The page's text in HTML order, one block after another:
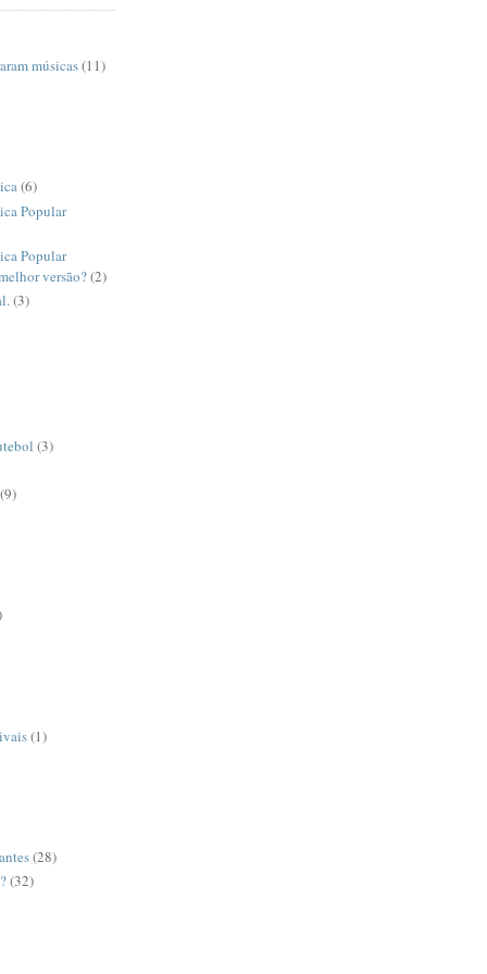
músicas(11)
(6)
Popular
Popular
versão?(2)
(3)
(3)
(9)
(1)
(28)
(32)